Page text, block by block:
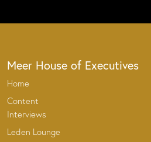
Meer House of Executives
Home
Content
Interviews
Leden Lounge